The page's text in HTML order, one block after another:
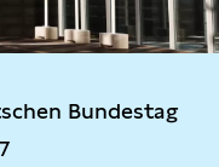
Bundestag